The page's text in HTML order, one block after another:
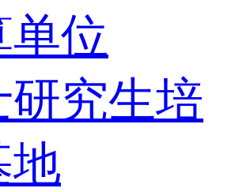
位
研究生培
地